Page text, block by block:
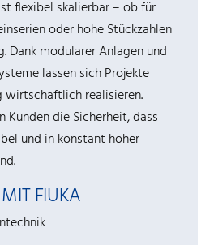
flexibel skalierbar – ob für
oder hohe Stückzahlen
Dank modularer Anlagen und
lassen sich Projekte
wirtschaftlich realisieren.
Kunden die Sicherheit, dass
und in konstant hoher
FIUKA